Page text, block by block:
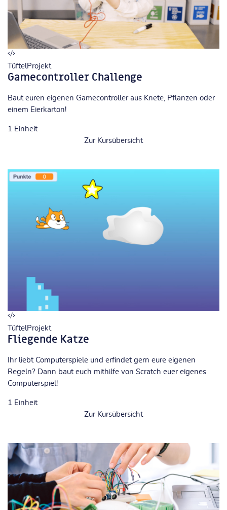
TüftelProjekt
Gamecontroller Challenge
Baut euren eigenen Gamecontroller aus Knete, Pflanzen oder
einem Eierkarton!
1 Einheit
Zur Kursübersicht
TüftelProjekt
Fliegende Katze
Ihr liebt Computerspiele und erfindet gern eure eigenen
Regeln? Dann baut euch mithilfe von Scratch euer eigenes
Computerspiel!
1
Einheit
Zur Kursübersicht